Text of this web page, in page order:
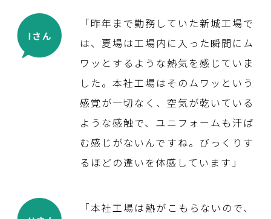
「昨年まで勤務していた新城工場で
は、夏場は工場内に入った瞬間にム
ワッとするような熱気を感じていま
した。本社工場はそのムワッという
感覚が一切なく、空気が乾いている
ような感触で、ユニフォームも汗ば
む感じがないんですね。びっくりす
るほどの違いを体感しています」
「本社工場は熱がこもらないので、